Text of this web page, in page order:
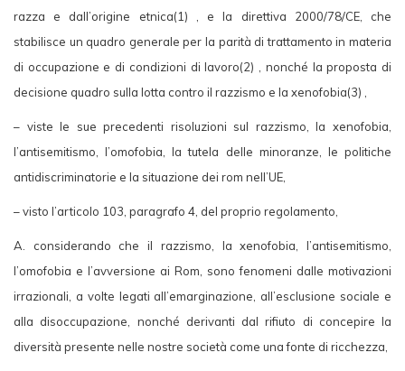
razza e dall’origine etnica(1) , e la direttiva 2000/78/CE, che
stabilisce un quadro generale per la parità di trattamento in materia
di occupazione e di condizioni di lavoro(2) , nonché la proposta di
decisione quadro sulla lotta contro il razzismo e la xenofobia(3) ,
– viste le sue precedenti risoluzioni sul razzismo, la xenofobia,
l’antisemitismo, l’omofobia, la tutela delle minoranze, le politiche
antidiscriminatorie e la situazione dei rom nell’UE,
– visto l’articolo 103, paragrafo 4, del proprio regolamento,
A. considerando che il razzismo, la xenofobia, l’antisemitismo,
l’omofobia e l’avversione ai Rom, sono fenomeni dalle motivazioni
irrazionali, a volte legati all’emarginazione, all’esclusione sociale e
alla disoccupazione, nonché derivanti dal rifiuto di concepire la
diversità presente nelle nostre società come una fonte di ricchezza,